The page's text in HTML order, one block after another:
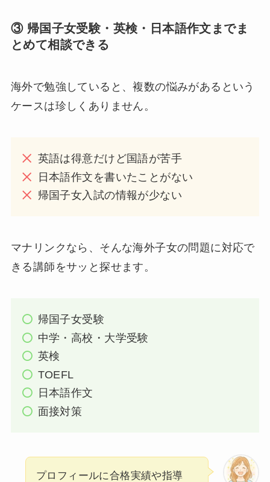
③ 帰国子女受験・英検・日本語作文までま
とめて相談できる
海外で勉強していると、複数の悩みがあるという
ケースは珍しくありません。
英語は得意だけど国語が苦手
日本語作文を書いたことがない
帰国子女入試の情報が少ない
マナリンクなら、そんな海外子女の問題に対応で
きる講師をサッと探せます。
帰国子女受験
中学・高校・大学受験
英検
TOEFL
日本語作文
面接対策
プロフィールに合格実績や指導